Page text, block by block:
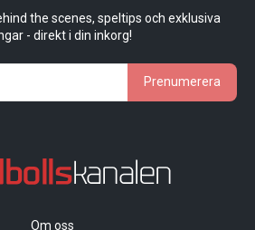
the scenes, speltips och exklusiva
- direkt i din inkorg!
Prenumerera
Om oss